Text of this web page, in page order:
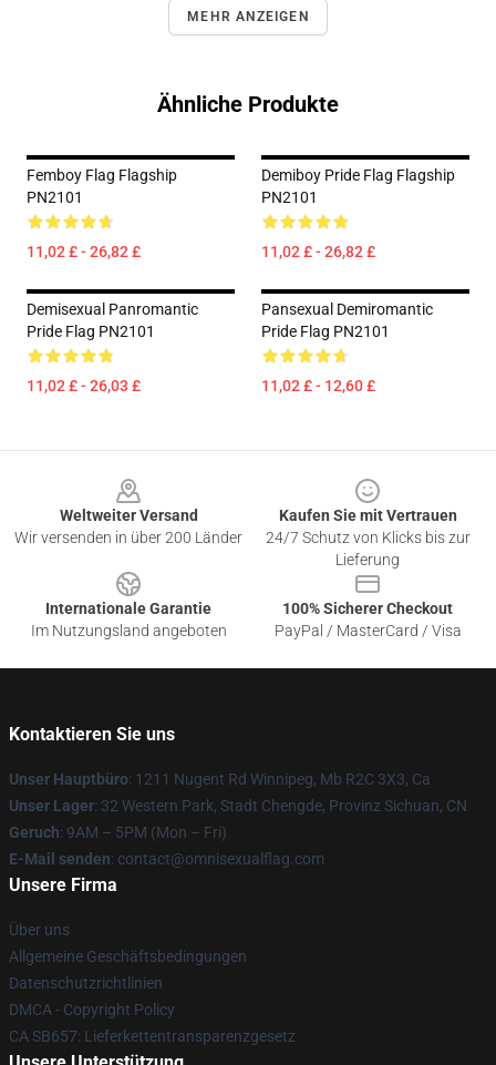
MEHR ANZEIGEN
Ähnliche Produkte
Femboy Flag Flagship
PN2101
11,02 £ - 26,82 £
Demiboy Pride Flag Flagship
PN2101
11,02 £ - 26,82 £
Demisexual Panromantic
Pride Flag PN2101
11,02 £ - 26,03 £
Pansexual Demiromantic
Pride Flag PN2101
11,02 £ - 12,60 £
Weltweiter Versand
Wir versenden in über 200 Länder
Kaufen Sie mit Vertrauen
24/7 Schutz von Klicks bis zur
Lieferung
Internationale Garantie
Im Nutzungsland angeboten
100% Sicherer Checkout
PayPal / MasterCard / Visa
Kontaktieren Sie uns
Unser Hauptbüro: 1211 Nugent Rd Winnipeg, Mb R2C 3X3, Ca
Unser Lager: 32 Western Park, Stadt Chengde, Provinz Sichuan, CN
Geruch: 9AM – 5PM (Mon – Fri)
E-Mail senden: contact@omnisexualflag.com
Unsere Firma
Über uns
Allgemeine Geschäftsbedingungen
Datenschutzrichtlinien
DMCA - Copyright Policy
CA SB657: Lieferkettentransparenzgesetz